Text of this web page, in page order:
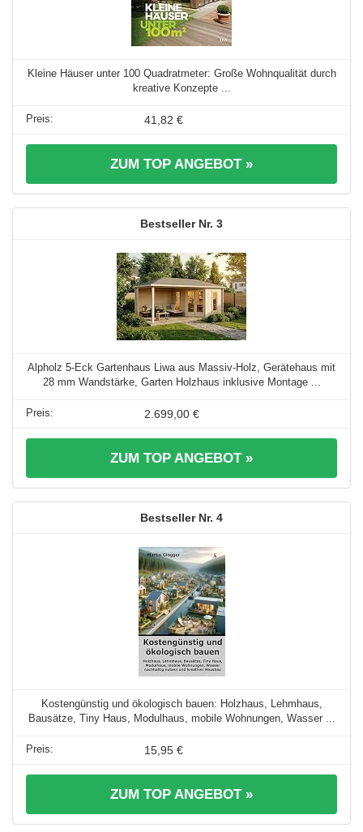
Kleine Häuser unter 100 Quadratmeter: Große Wohnqualität durch
kreative Konzepte ...
41,82 €
ZUM TOP ANGEBOT »
3
Alpholz 5-Eck Gartenhaus Liwa aus Massiv-Holz, Gerätehaus mit
28 mm Wandstärke, Garten Holzhaus inklusive Montage ...
2.699,00 €
ZUM TOP ANGEBOT »
4
Kostengünstig und ökologisch bauen: Holzhaus, Lehmhaus,
Bausätze, Tiny Haus, Modulhaus, mobile Wohnungen, Wasser ...
15,95 €
ZUM TOP ANGEBOT »